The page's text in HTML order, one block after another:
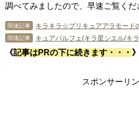
調べてみましたので、早速ご覧くだ
関連記事
関連記事
《記事はPRの下に続きます・・・ 》
スポンサーリ